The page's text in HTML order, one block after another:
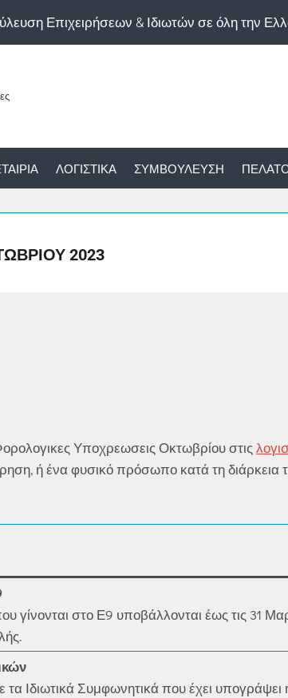
Επιχειρήσεων & Ιδιωτών σε όλη την
ΛΟΓΙΣΤΙΚΆ ΣΥΜΒΟΎΛΕΥΣΗ
2023
Υποχρεωσεις Οκτωβρίου στις
ή ένα φυσικό πρόσωπο κατά τη διάρκεια
γίνονται στο Ε9 υποβάλλονται έως τις 31
Ιδιωτικά Συμφωνητικά που έχει υπογράψει